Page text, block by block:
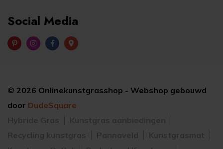
Social Media
© 2026 Onlinekunstgrasshop - Webshop gebouwd
door DudeSquare